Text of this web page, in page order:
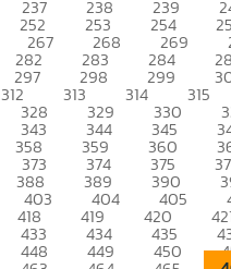
237 238 239
252 253 254
267 268 269
282 283 284
297 298 299
312 313 314 315
328 329 330
343 344 345
358 359 360
373 374 375
388 389 390
403 404 405
418 419 420
433 434 435
448 449 450